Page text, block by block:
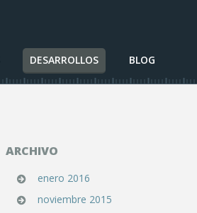
DESARROLLOS BLOG
ARCHIVO
enero 2016
noviembre 2015